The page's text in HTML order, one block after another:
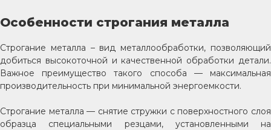
Особенности строгания металла
Строгание металла – вид металлообработки, позволяющий
добиться высокоточной и качественной обработки детали.
Важное преимущество такого способа — максимальная
производительность при минимальной энергоемкости.
Строгание металла — снятие стружки с поверхностного слоя
образца специальными резцами, установленными на